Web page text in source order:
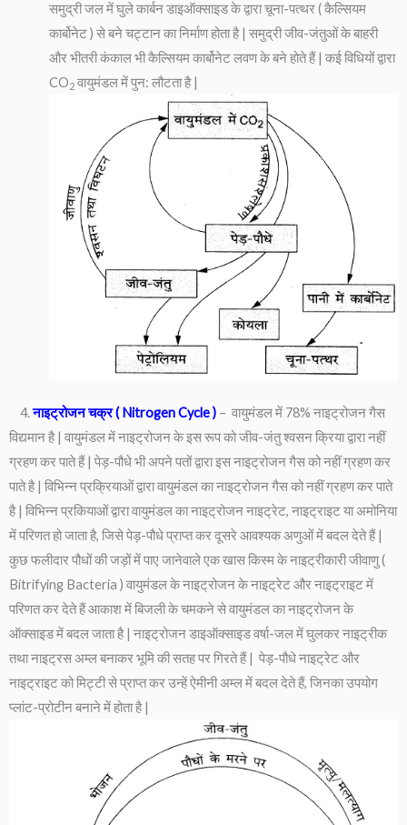
समुद्री जल में घुले कार्बन डाइऑक्साइड के द्वारा चूना-पत्थर ( कैल्सियम
कार्बोनेट ) से बने चट्टान का निर्माण होता है | समुद्री जीव-जंतुओं के बाहरी
और भीतरी कंकाल भी कैल्सियम कार्बोनेट लवण के बने होते हैं | कई विधियों द्वारा
CO2वायुमंडल में पुन: लौटता है |
4.नाइट्रोजन चक्र ( Nitrogen Cycle ) – वायुमंडल में 78% नाइट्रोजन गैस
विद्यमान है | वायुमंडल में नाइट्रोजन के इस रूप को जीव-जंतु श्वसन क्रिया द्वारा नहीं
ग्रहण कर पाते हैं | पेड़-पौधे भी अपने पतों द्वारा इस नाइट्रोजन गैस को नहीं ग्रहण कर
पाते है | विभिन्न प्रक्रियाओं द्वारा वायुमंडल का नाइट्रोजन गैस को नहीं ग्रहण कर पाते
है | विभिन्न प्रकियाओं द्वारा वायुमंडल का नाइट्रोजन नाइट्रेट, नाइट्राइट या अमोनिया
में परिणत हो जाता है, जिसे पेड़-पौधे प्राप्त कर दूसरे आवश्यक अणुओं में बदल देते हैं |
कुछ फलीदार पौधों की जड़ों में पाए जानेवाले एक खास किस्म के नाइट्रीकारी जीवाणु (
Bitrifying Bacteria ) वायुमंडल के नाइट्रोजन के नाइट्रेट और नाइट्राइट में
परिणत कर देते हैं आकाश में बिजली के चमकने से वायुमंडल का नाइट्रोजन के
ऑक्साइड में बदल जाता है | नाइट्रोजन डाइऑक्साइड वर्षा-जल में घुलकर नाइट्रीक
तथा नाइट्रस अम्ल बनाकर भूमि की सतह पर गिरते हैं | पेड़-पौधे नाइट्रेट और
नाइट्राइट को मिट्टी से प्राप्त कर उन्हें ऐमीनी अम्ल में बदल देते हैं, जिनका उपयोग
प्लांट-प्रोटीन बनाने में होता है |